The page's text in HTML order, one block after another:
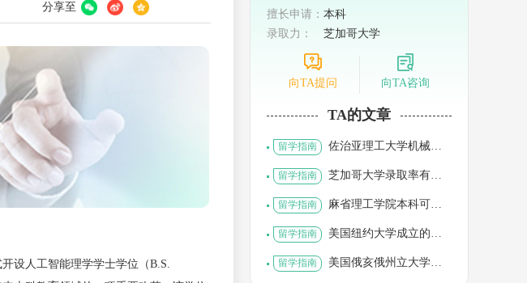
分享至
设人工智能理学学士学位（B.S.
擅长申请： 本科
录取力：
芝加哥大学
向TA提问 向TA咨询
TA的文章
留学指南
佐治亚理工大学机械工
留学指南
芝加哥大学录取率有多
留学指南
麻省理工学院本科可以
留学指南
美国纽约大学成立的新
留学指南
美国俄亥俄州立大学世